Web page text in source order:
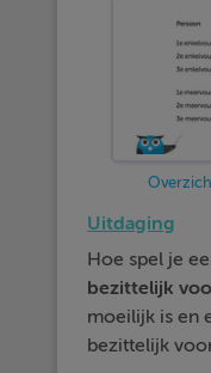
Uitdaging
Hoe spel je
bezittelijk
moeilijk is en
bezittelijk